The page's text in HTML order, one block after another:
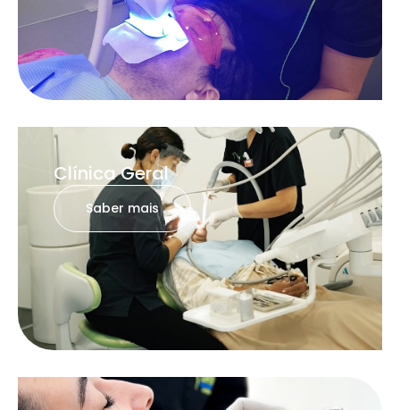
Clínica Geral
Saber mais